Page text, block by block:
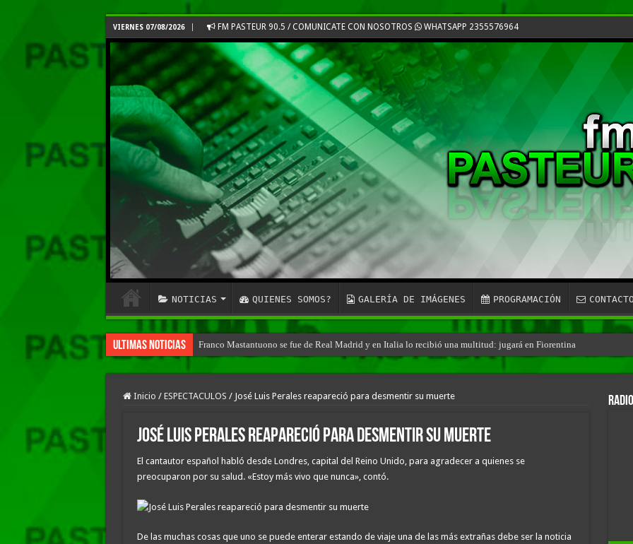
VIERNES 07/08/2026 FM PASTEUR 90.5 / COMUNICATE CON NOSOTROS WHATSAPP 2355576964
NOTICIAS QUIENES SOMOS? GALERÍA DE IMÁGENES PROGRAMACIÓN
Ultimas Noticias Franco Mastantuono se fue de Real Madrid y en Italia lo recibió una multitud: jugará en Fiorentina
Inicio / ESPECTACULOS / José Luis Perales reapareció para desmentir su muerte
José Luis Perales reapareció para desmentir su muerte
El cantautor español habló desde Londres, capital del Reino Unido, para agradecer a quienes se
preocuparon por su salud. «Estoy más vivo que nunca», contó.
De las muchas cosas que uno se puede enterar estando de viaje una de las más extrañas debe ser la noticia